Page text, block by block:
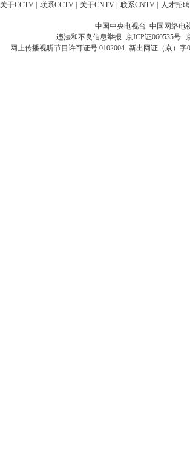
关于CCTV 联系CCTV 关于CNTV 联系CNTV 人才招聘
中国中央电视台 中国网络电
违法和不良信息举报 京ICP证060535号
网上传播视听节目许可证号 0102004 新出网证（京）